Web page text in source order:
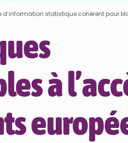
d’information statistique cohérent pour
à